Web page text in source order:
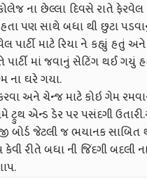
દિવસે રાતે ફેરવેલ
પણ સાથે બધા થી છુટા
માટે રિયા ને કહ્યું હતું અને
માં જવાનું સેટિંગ થઈ ગયું
ના ઘરે ગયા.
માટે કોઇ ગેમ રમવાનું
એન્ડ ડેર પર પસંદગી
બોર્ડ જેટલી જ ભયાનક
ની જિંદગી બદલી